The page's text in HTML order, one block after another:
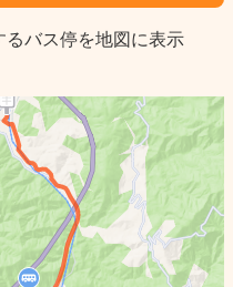
るバス停を地図に表示